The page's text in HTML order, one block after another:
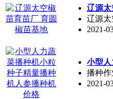
辽源
辽源太
2021-
小型
播种
2021-